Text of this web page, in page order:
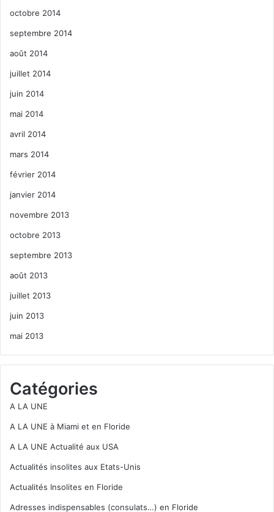
octobre 2014
septembre 2014
août 2014
juillet 2014
juin 2014
mai 2014
avril 2014
mars 2014
février 2014
janvier 2014
novembre 2013
octobre 2013
septembre 2013
août 2013
juillet 2013
juin 2013
mai 2013
Catégories
A LA UNE
A LA UNE à Miami et en Floride
A LA UNE Actualité aux USA
Actualités insolites aux Etats-Unis
Actualités Insolites en Floride
Adresses indispensables (consulats…) en Floride